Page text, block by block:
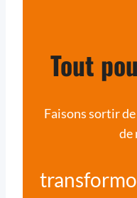
Tout
Faisons sortir
de